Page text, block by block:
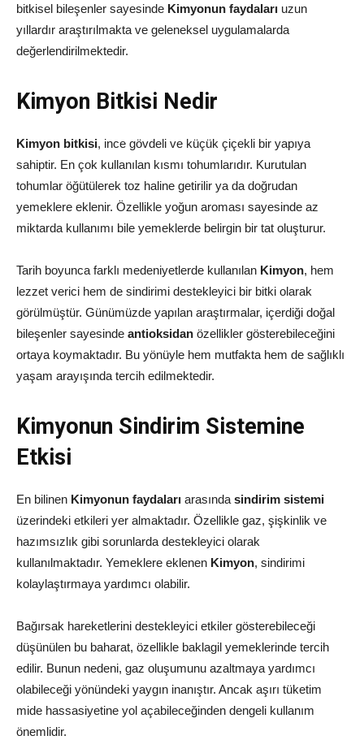
bitkisel bileşenler sayesinde Kimyonun faydaları uzun
yıllardır araştırılmakta ve geleneksel uygulamalarda
değerlendirilmektedir.
Kimyon Bitkisi Nedir
Kimyon bitkisi, ince gövdeli ve küçük çiçekli bir yapıya
sahiptir. En çok kullanılan kısmı tohumlarıdır. Kurutulan
tohumlar öğütülerek toz haline getirilir ya da doğrudan
yemeklere eklenir. Özellikle yoğun aroması sayesinde az
miktarda kullanımı bile yemeklerde belirgin bir tat oluşturur.
Tarih boyunca farklı medeniyetlerde kullanılan Kimyon, hem
lezzet verici hem de sindirimi destekleyici bir bitki olarak
görülmüştür. Günümüzde yapılan araştırmalar, içerdiği doğal
bileşenler sayesinde antioksidan özellikler gösterebileceğini
ortaya koymaktadır. Bu yönüyle hem mutfakta hem de sağlıklı
yaşam arayışında tercih edilmektedir.
Kimyonun Sindirim Sistemine
Etkisi
En bilinen Kimyonun faydaları arasında sindirim sistemi
üzerindeki etkileri yer almaktadır. Özellikle gaz, şişkinlik ve
hazımsızlık gibi sorunlarda destekleyici olarak
kullanılmaktadır. Yemeklere eklenen Kimyon, sindirimi
kolaylaştırmaya yardımcı olabilir.
Bağırsak hareketlerini destekleyici etkiler gösterebileceği
düşünülen bu baharat, özellikle baklagil yemeklerinde tercih
edilir. Bunun nedeni, gaz oluşumunu azaltmaya yardımcı
olabileceği yönündeki yaygın inanıştır. Ancak aşırı tüketim
mide hassasiyetine yol açabileceğinden dengeli kullanım
önemlidir.